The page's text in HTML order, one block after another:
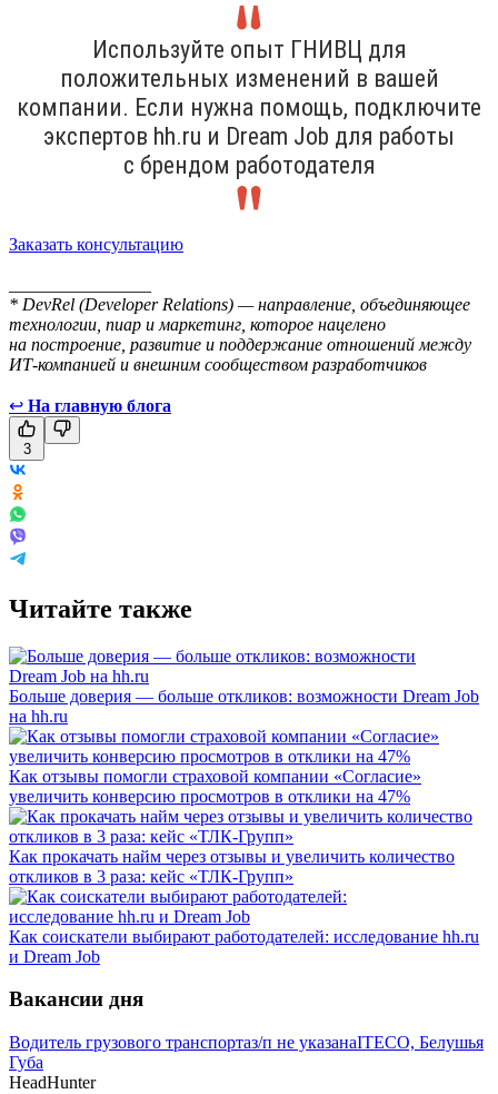
Используйте опыт ГНИВЦ для
положительных изменений в вашей
компании. Если нужна помощь, подключите
экспертов hh.ru и Dream Job для работы
с брендом работодателя
Заказать консультацию
* DevRel (Developer Relations) — направление, объединяющее
технологии, пиар и маркетинг, которое нацелено
на построение, развитие и поддержание отношений между
ИТ-компанией и внешним сообществом разработчиков
↩ На главную блога
3
Читайте также
Больше доверия — больше откликов: возможности Dream Job
на hh.ru
Как отзывы помогли страховой компании «Согласие»
увеличить конверсию просмотров в отклики на 47%
Как прокачать найм через отзывы и увеличить количество
откликов в 3 раза: кейс «ТЛК-Групп»
Как соискатели выбирают работодателей: исследование hh.ru
и Dream Job
Вакансии дня
Водитель грузового транспортаз/п не указанаITECO, Белушья
Губа
HeadHunter